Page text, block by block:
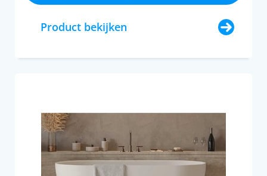
Product bekijken